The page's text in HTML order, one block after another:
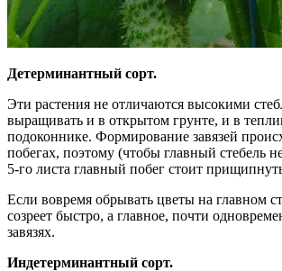
Детерминантный сорт.
Эти растения не отличаются высокими
выращивать и в открытом грунте, и в
подоконнике. Формирование завязей
побегах, поэтому (чтобы главный стебель
5-го листа главный побег стоит
Если вовремя обрывать цветы на главном
созреет быстро, а главное, почти
завязях.
Индетерминантный сорт.